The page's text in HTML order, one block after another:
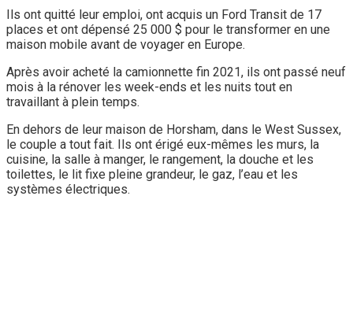
Ils ont quitté leur emploi, ont acquis un Ford Transit de 17
places et ont dépensé 25 000 $ pour le transformer en une
maison mobile avant de voyager en Europe.
Après avoir acheté la camionnette fin 2021, ils ont passé neuf
mois à la rénover les week-ends et les nuits tout en
travaillant à plein temps.
En dehors de leur maison de Horsham, dans le West Sussex,
le couple a tout fait. Ils ont érigé eux-mêmes les murs, la
cuisine, la salle à manger, le rangement, la douche et les
toilettes, le lit fixe pleine grandeur, le gaz, l’eau et les
systèmes électriques.